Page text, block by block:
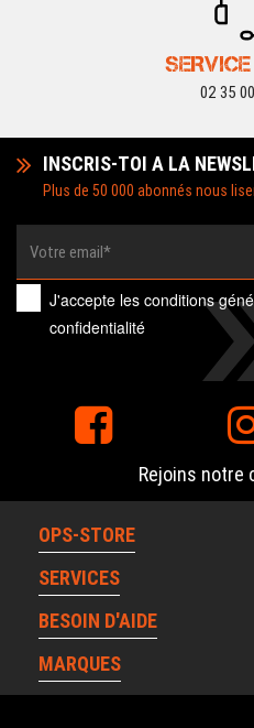
02 35
INSCRIS-TOI A LA
Plus de 50 000 abonnés nous
J'accepte lesconditions
confidentialité
Rejoins notre
OPS-STORE
SERVICES
BESOIN D'AIDE
MARQUES